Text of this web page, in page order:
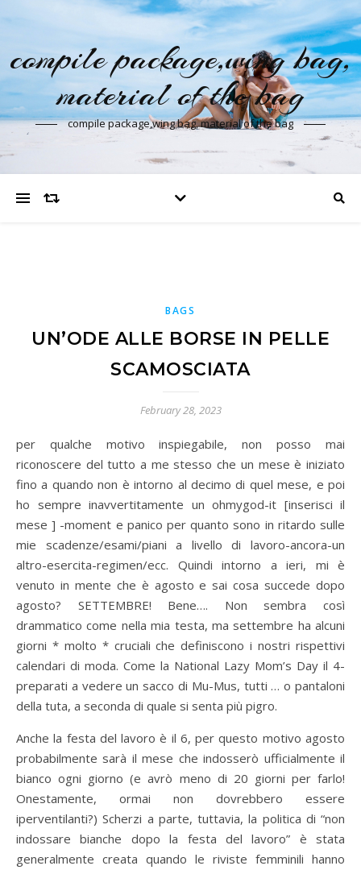
compile package,wing bag,
material of the bag
compile package,wing bag, material of the bag
BAGS
UN’ODE ALLE BORSE IN PELLE
SCAMOSCIATA
February 28, 2023
per qualche motivo inspiegabile, non posso mai
riconoscere del tutto a me stesso che un mese è iniziato
fino a quando non è intorno al decimo di quel mese, e poi
ho sempre inavvertitamente un ohmygod-it [inserisci il
mese ] -moment e panico per quanto sono in ritardo sulle
mie scadenze/esami/piani a livello di lavoro-ancora-un
altro-esercita-regimen/ecc. Quindi intorno a ieri, mi è
venuto in mente che è agosto e sai cosa succede dopo
agosto? SETTEMBRE! Bene…. Non sembra così
drammatico come nella mia testa, ma settembre ha alcuni
giorni * molto * cruciali che definiscono i nostri rispettivi
calendari di moda. Come la National Lazy Mom’s Day il 4-
preparati a vedere un sacco di Mu-Mus, tutti … o pantaloni
della tuta, a seconda di quale si senta più pigro.
Anche la festa del lavoro è il 6, per questo motivo agosto
probabilmente sarà il mese che indosserò ufficialmente il
bianco ogni giorno (e avrò meno di 20 giorni per farlo!
Onestamente, ormai non dovrebbero essere
iperventilanti?) Scherzi a parte, tuttavia, la politica di “non
indossare bianche dopo la festa del lavoro” è stata
generalmente creata quando le riviste femminili hanno